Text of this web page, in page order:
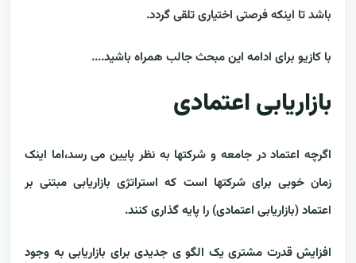
باشد تا اینکه فرصتی اختیاری تلقی گردد.
با کازیو برای ادامه این مبحث جالب همراه باشید....
بازاریابی اعتمادی
اگرچه اعتماد در جامعه و شرکتها به نظر پایین می رسد،اما اینک
زمان خوبی برای شرکتها است که استراتژی بازاریابی مبتنی بر
اعتماد (بازاریابی اعتمادی) را پایه گذاری کنند.
افزایش قدرت مشتری یک الگو ی جدیدی برای بازاریابی به وجود